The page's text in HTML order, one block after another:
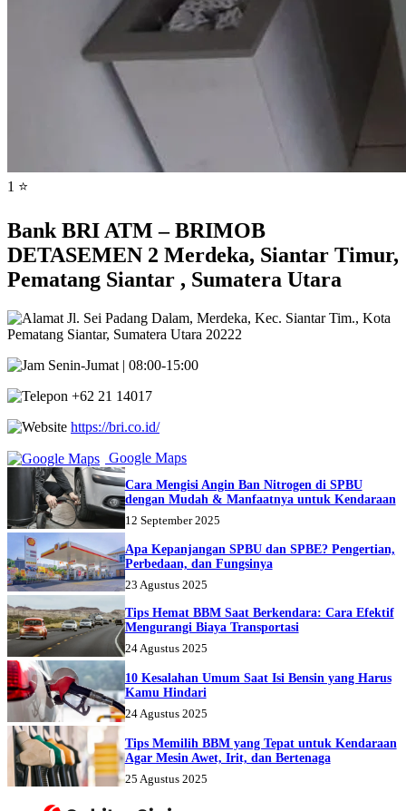
1 ⭐
Bank BRI ATM – BRIMOB
DETASEMEN 2 Merdeka, Siantar Timur,
Pematang Siantar , Sumatera Utara
Jl. Sei Padang Dalam, Merdeka, Kec. Siantar Tim., Kota
Pematang Siantar, Sumatera Utara 20222
Senin-Jumat | 08:00-15:00
+62 21 14017
https://bri.co.id/
Google Maps
Cara Mengisi Angin Ban Nitrogen di SPBU
dengan Mudah & Manfaatnya untuk Kendaraan
12 September 2025
Apa Kepanjangan SPBU dan SPBE? Pengertian,
Perbedaan, dan Fungsinya
23 Agustus 2025
Tips Hemat BBM Saat Berkendara: Cara Efektif
Mengurangi Biaya Transportasi
24 Agustus 2025
10 Kesalahan Umum Saat Isi Bensin yang Harus
Kamu Hindari
24 Agustus 2025
Tips Memilih BBM yang Tepat untuk Kendaraan
Agar Mesin Awet, Irit, dan Bertenaga
25 Agustus 2025